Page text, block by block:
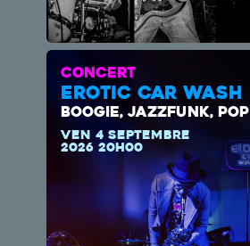
CONCERT
EROTIC CAR WASH
BOOGIE, JAZZFUNK, POP
VEN 4 SEPTEMBRE
2026 20H00